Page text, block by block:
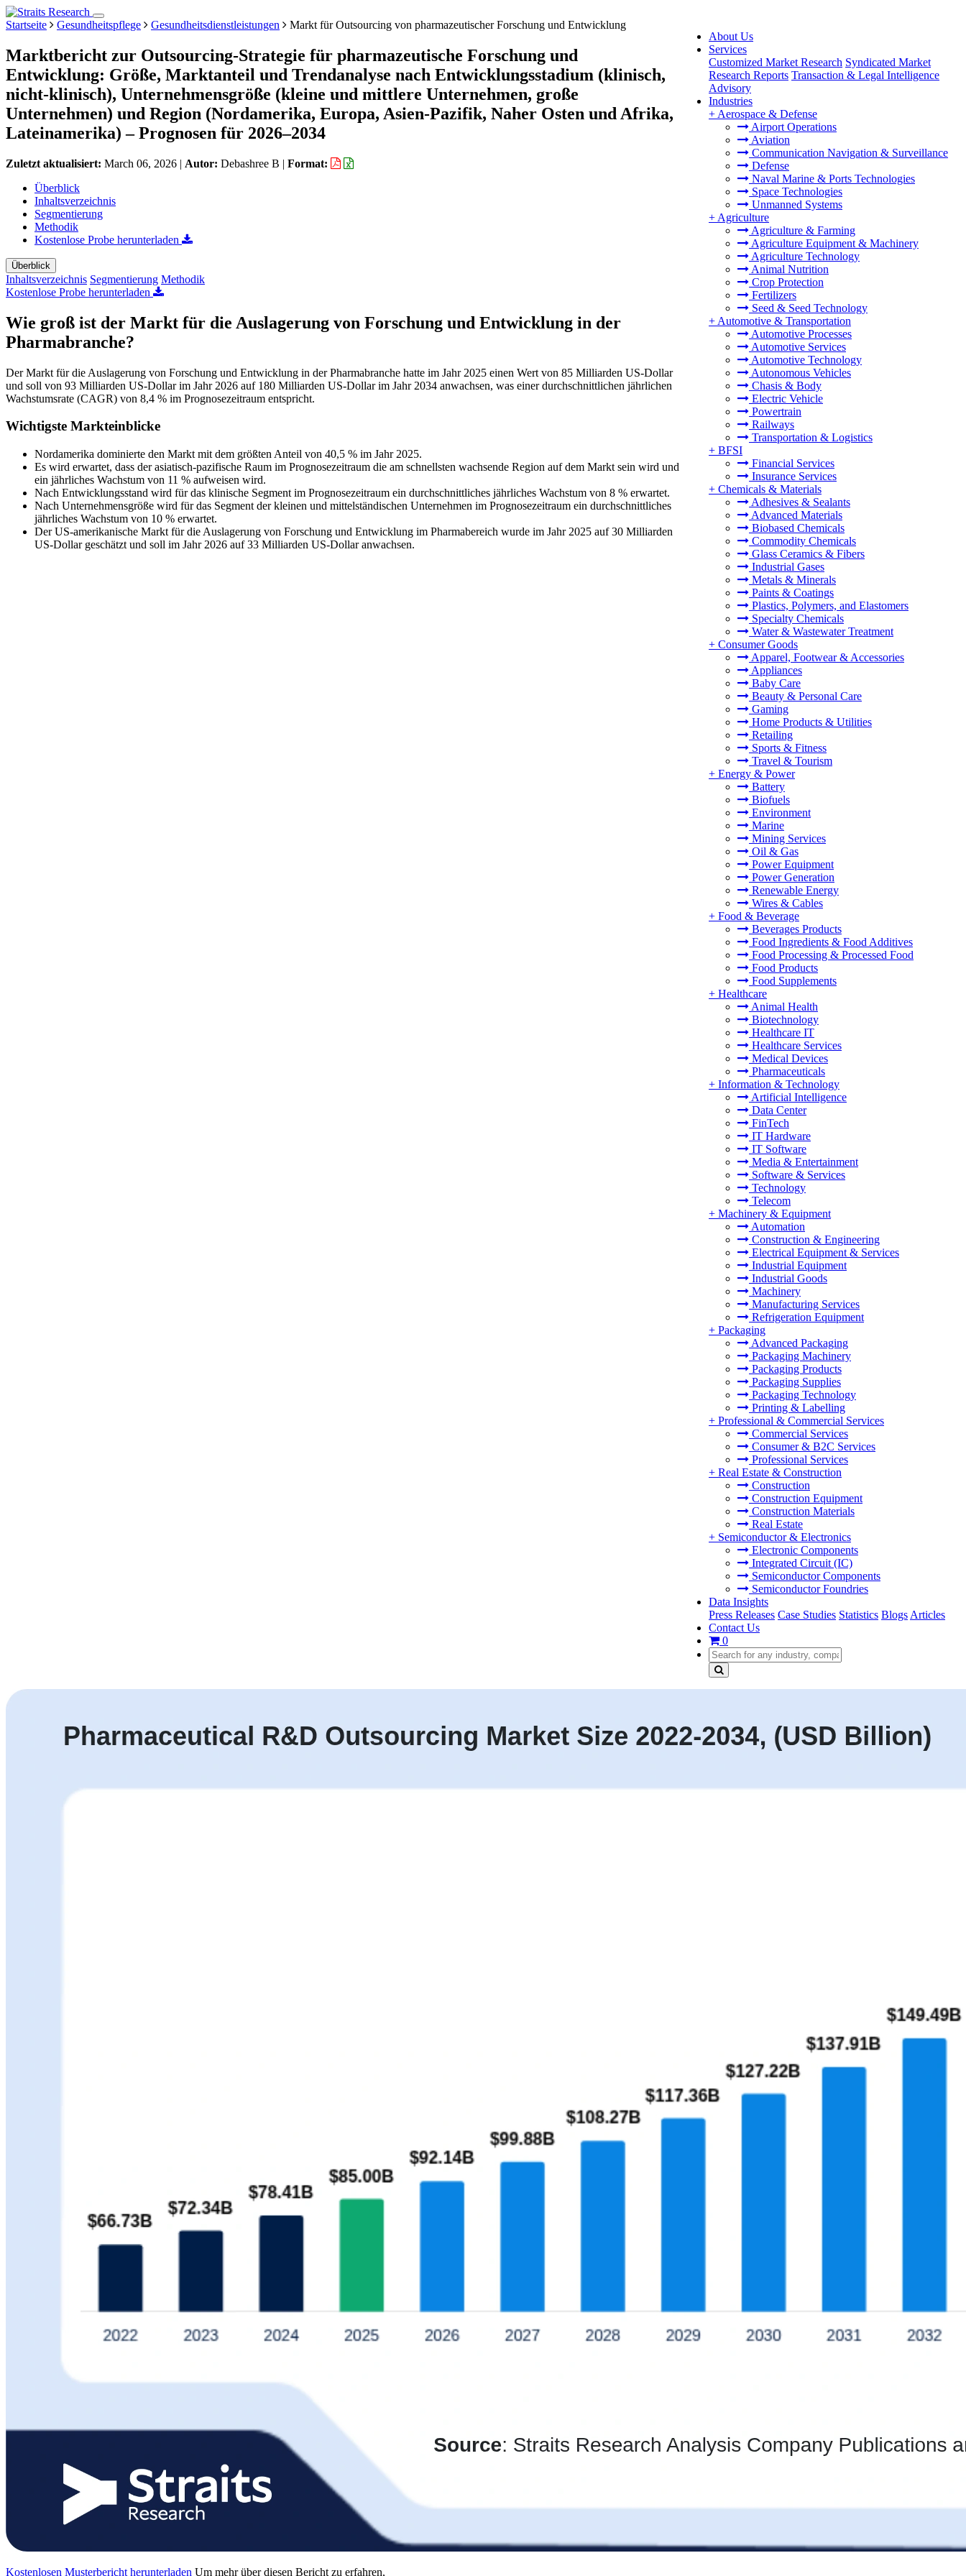
About Us
Services
Customized Market Research Syndicated Market
Research Reports Transaction & Legal Intelligence
Advisory
Industries
+ Aerospace & Defense
Airport Operations
Aviation
Communication Navigation & Surveillance
Defense
Naval Marine & Ports Technologies
Space Technologies
Unmanned Systems
+ Agriculture
Agriculture & Farming
Agriculture Equipment & Machinery
Agriculture Technology
Animal Nutrition
Crop Protection
Fertilizers
Seed & Seed Technology
+ Automotive & Transportation
Automotive Processes
Automotive Services
Automotive Technology
Autonomous Vehicles
Chasis & Body
Electric Vehicle
Powertrain
Railways
Transportation & Logistics
+ BFSI
Financial Services
Insurance Services
+ Chemicals & Materials
Adhesives & Sealants
Advanced Materials
Biobased Chemicals
Commodity Chemicals
Glass Ceramics & Fibers
Industrial Gases
Metals & Minerals
Paints & Coatings
Plastics, Polymers, and Elastomers
Specialty Chemicals
Water & Wastewater Treatment
+ Consumer Goods
Apparel, Footwear & Accessories
Appliances
Baby Care
Beauty & Personal Care
Gaming
Home Products & Utilities
Retailing
Sports & Fitness
Travel & Tourism
+ Energy & Power
Battery
Biofuels
Environment
Marine
Mining Services
Oil & Gas
Power Equipment
Power Generation
Renewable Energy
Wires & Cables
+ Food & Beverage
Beverages Products
Food Ingredients & Food Additives
Food Processing & Processed Food
Food Products
Food Supplements
+ Healthcare
Animal Health
Biotechnology
Healthcare IT
Healthcare Services
Medical Devices
Pharmaceuticals
+ Information & Technology
Artificial Intelligence
Data Center
FinTech
IT Hardware
IT Software
Media & Entertainment
Software & Services
Technology
Telecom
+ Machinery & Equipment
Automation
Construction & Engineering
Electrical Equipment & Services
Industrial Equipment
Industrial Goods
Machinery
Manufacturing Services
Refrigeration Equipment
+ Packaging
Advanced Packaging
Packaging Machinery
Packaging Products
Packaging Supplies
Packaging Technology
Printing & Labelling
+ Professional & Commercial Services
Commercial Services
Consumer & B2C Services
Professional Services
+ Real Estate & Construction
Construction
Construction Equipment
Construction Materials
Real Estate
+ Semiconductor & Electronics
Electronic Components
Integrated Circuit (IC)
Semiconductor Components
Semiconductor Foundries
Data Insights
Press Releases Case Studies Statistics Blogs Articles
Contact Us
0
Startseite Gesundheitspflege Gesundheitsdienstleistungen Markt für Outsourcing von pharmazeutischer Forschung und Entwicklung
Marktbericht zur Outsourcing-Strategie für pharmazeutische Forschung und
Entwicklung: Größe, Marktanteil und Trendanalyse nach Entwicklungsstadium (klinisch,
nicht-klinisch), Unternehmensgröße (kleine und mittlere Unternehmen, große
Unternehmen) und Region (Nordamerika, Europa, Asien-Pazifik, Naher Osten und Afrika,
Lateinamerika) – Prognosen für 2026–2034
Zuletzt aktualisiert: March 06, 2026 | Autor: Debashree B | Format:
Überblick
Inhaltsverzeichnis
Segmentierung
Methodik
Kostenlose Probe herunterladen
Überblick
Inhaltsverzeichnis Segmentierung Methodik
Kostenlose Probe herunterladen
Wie groß ist der Markt für die Auslagerung von Forschung und Entwicklung in der
Pharmabranche?
Der Markt für die Auslagerung von Forschung und Entwicklung in der Pharmabranche hatte im Jahr 2025 einen Wert von 85 Milliarden US-Dollar
und soll von 93 Milliarden US-Dollar im Jahr 2026 auf 180 Milliarden US-Dollar im Jahr 2034 anwachsen, was einer durchschnittlichen jährlichen
Wachstumsrate (CAGR) von 8,4 % im Prognosezeitraum entspricht.
Wichtigste Markteinblicke
Nordamerika dominierte den Markt mit dem größten Anteil von 40,5 % im Jahr 2025.
Es wird erwartet, dass der asiatisch-pazifische Raum im Prognosezeitraum die am schnellsten wachsende Region auf dem Markt sein wird und
ein jährliches Wachstum von 11 % aufweisen wird.
Nach Entwicklungsstand wird für das klinische Segment im Prognosezeitraum ein durchschnittliches jährliches Wachstum von 8 % erwartet.
Nach Unternehmensgröße wird für das Segment der kleinen und mittelständischen Unternehmen im Prognosezeitraum ein durchschnittliches
jährliches Wachstum von 10 % erwartet.
Der US-amerikanische Markt für die Auslagerung von Forschung und Entwicklung im Pharmabereich wurde im Jahr 2025 auf 30 Milliarden
US-Dollar geschätzt und soll im Jahr 2026 auf 33 Milliarden US-Dollar anwachsen.
Kostenlosen Musterbericht herunterladen Um mehr über diesen Bericht zu erfahren,